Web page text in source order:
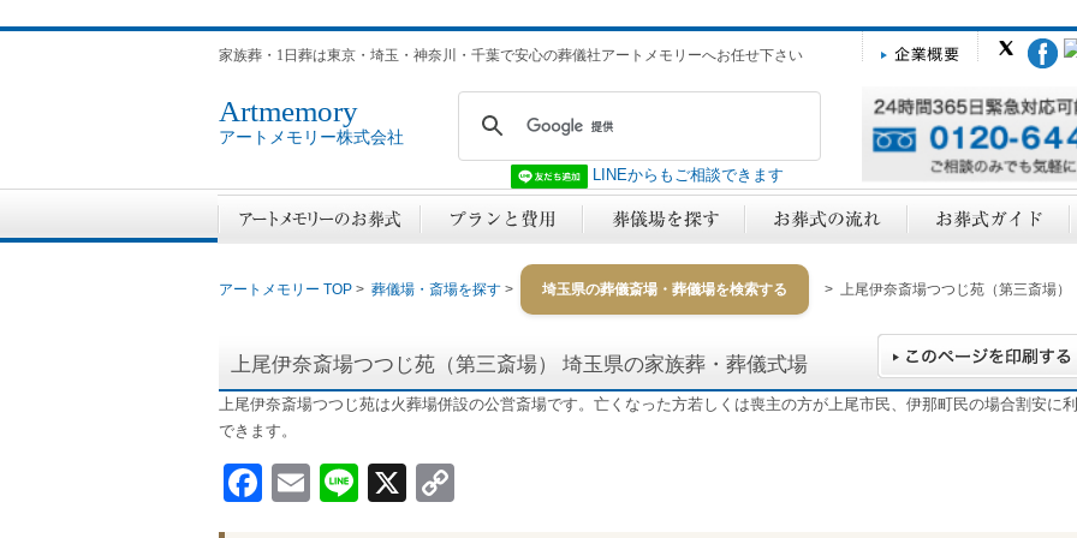
家族葬・1日葬は東京・埼玉・神奈川・千葉で安心の葬儀社アートメモリーへお任せ下さい
Artmemory
アートメモリー株式会社
LINEからもご相談できます
アートメモリー TOP > 葬儀場・斎場を探す > 埼玉県の葬儀斎場・葬儀場を検索する > 上尾伊奈斎場つつじ苑（第三斎場）
上尾伊奈斎場つつじ苑（第三斎場） 埼玉県の家族葬・葬儀式場
上尾伊奈斎場つつじ苑は火葬場併設の公営斎場です。亡くなった方若しくは喪主の方が上尾市民、伊那町民の場合割安に
できます。
Facebook
EmailLine
X